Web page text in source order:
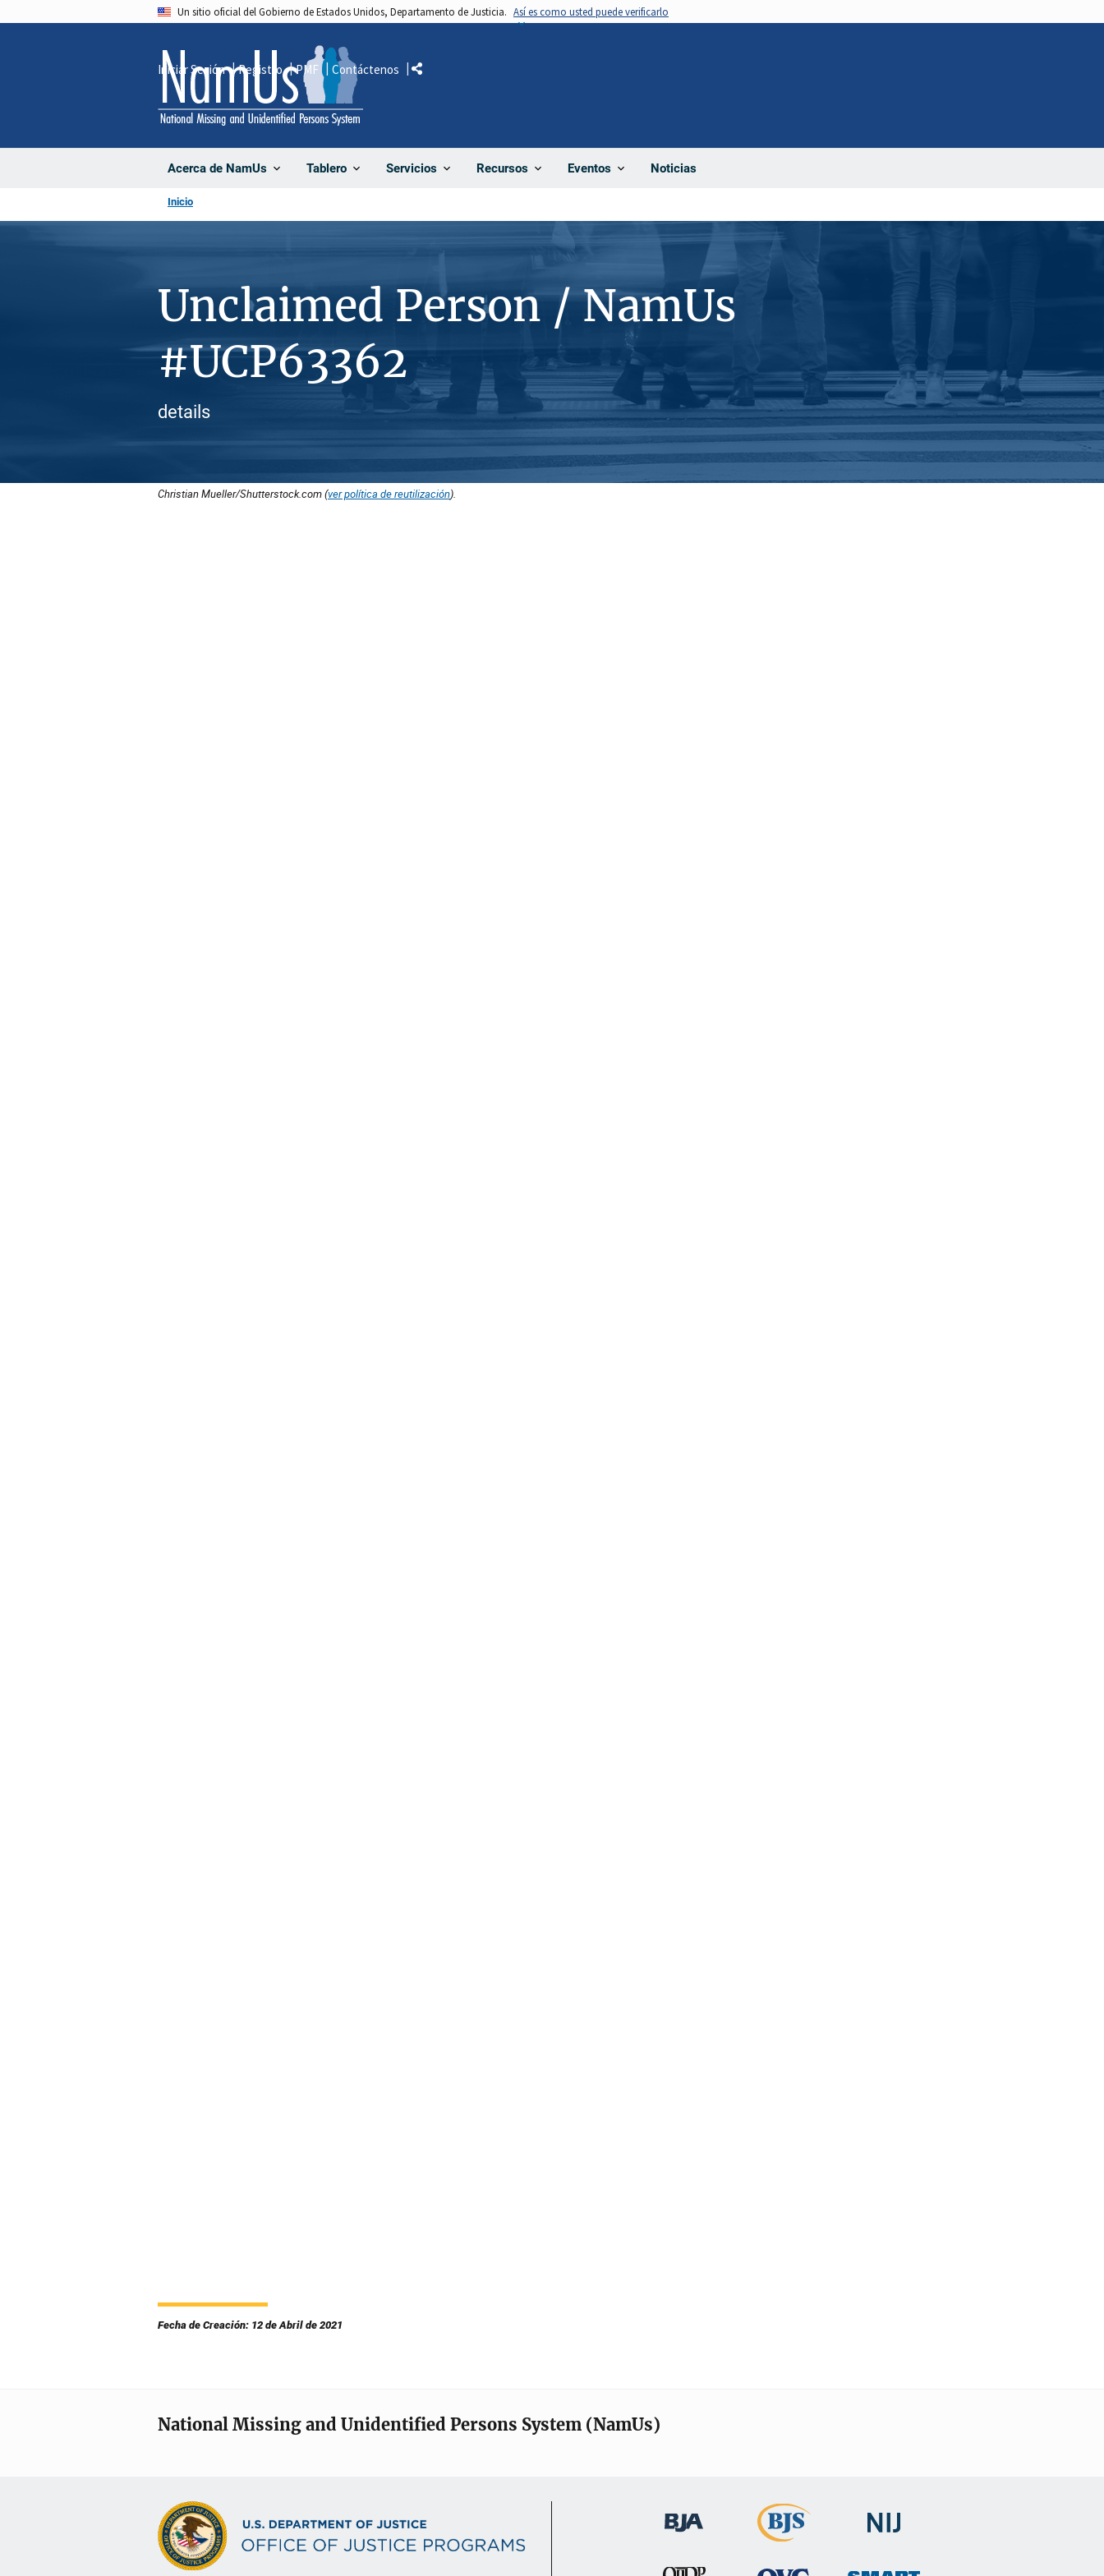
Un sitio oficial del Gobierno de Estados Unidos, Departamento de Justicia. Así es como usted puede verificarlo
Acerca de NamUs Tablero Servicios Recursos Eventos Noticias
Iniciar Sesión Registro PMF Contáctenos Comparte
Inicio
Unclaimed Person / NamUs
#UCP63362
details
Christian Mueller/Shutterstock.com (ver política de reutilización).
Fecha de Creación: 12 de Abril de 2021
National Missing and Unidentified Persons System (NamUs)